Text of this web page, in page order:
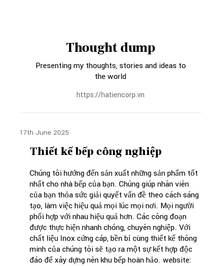
Thought dump
Presenting my thoughts, stories and ideas to
the world
https://hatiencorp.vn
17th June 2025
Thiết kế bếp công nghiệp
Chúng tôi hướng đến sản xuất những sản phẩm tốt
nhất cho nhà bếp của bạn. Chúng giúp nhân viên
của bạn thỏa sức giải quyết vấn đề theo cách sáng
tạo, làm việc hiệu quả mọi lúc mọi nơi. Mọi người
phối hợp với nhau hiệu quả hơn. Các công đoạn
được thực hiện nhanh chóng, chuyên nghiệp. Với
chất liệu Inox cứng cáp, bền bỉ cùng thiết kế thông
minh của chúng tôi sẽ tạo ra một sự kết hợp độc
đáo để xây dựng nên khu bếp hoàn hảo. website: